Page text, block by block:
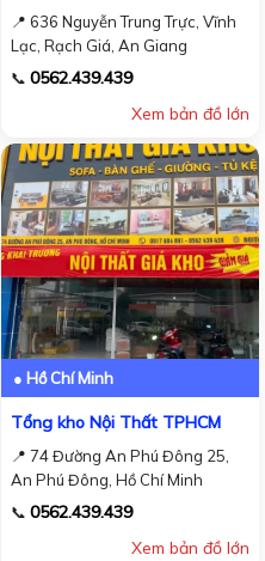
📍 636 Nguyễn Trung Trực, Vĩnh
Lạc, Rạch Giá, An Giang
📞 0562.439.439
Xem bản đồ lớn
● Hồ Chí Minh
Tổng kho Nội Thất TPHCM
📍 74 Đường An Phú Đông 25,
An Phú Đông, Hồ Chí Minh
📞 0562.439.439
Xem bản đồ lớn